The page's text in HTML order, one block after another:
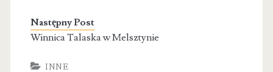
Następny Post
Winnica Talaska w Melsztynie
INNE